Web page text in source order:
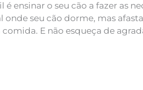
ensinar o seu cão a fazer as
seu cão dorme, mas
E não esqueça de